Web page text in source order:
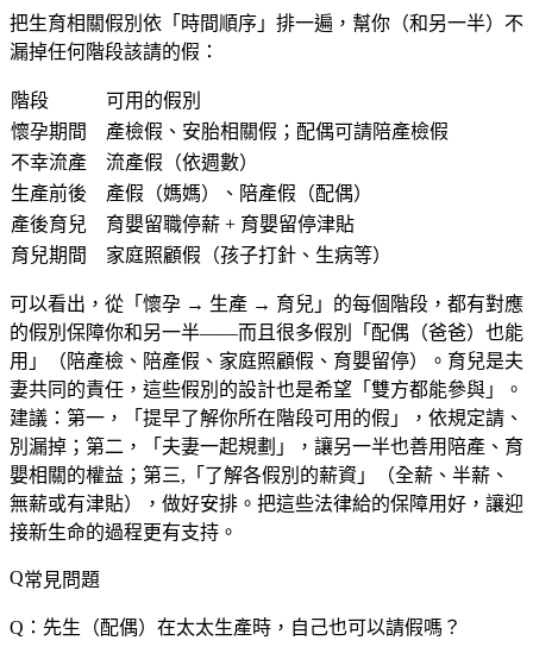
把生育相關假別依「時間順序」排一遍，幫你（和另一半）不
漏掉任何階段該請的假：
階段
可用的假別
懷孕期間
產檢假、安胎相關假；配偶可請陪產檢假
不幸流產
流產假（依週數）
生產前後
產假（媽媽）、陪產假（配偶）
產後育兒
育嬰留職停薪 + 育嬰留停津貼
育兒期間
家庭照顧假（孩子打針、生病等）
可以看出，從「懷孕 → 生產 → 育兒」的每個階段，都有對應
的假別保障你和另一半——而且很多假別「配偶（爸爸）也能
用」（陪產檢、陪產假、家庭照顧假、育嬰留停）。育兒是夫
妻共同的責任，這些假別的設計也是希望「雙方都能參與」。
建議：第一，「提早了解你所在階段可用的假」，依規定請、
別漏掉；第二，「夫妻一起規劃」，讓另一半也善用陪產、育
嬰相關的權益；第三,「了解各假別的薪資」（全薪、半薪、
無薪或有津貼），做好安排。把這些法律給的保障用好，讓迎
接新生命的過程更有支持。
常見問題
Q：先生（配偶）在太太生產時，自己也可以請假嗎？